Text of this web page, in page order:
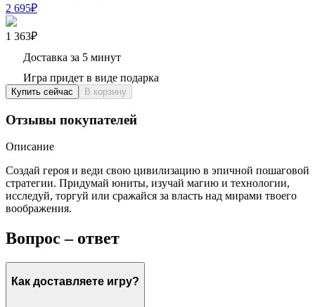
2 695₽
1 363₽
Доставка за 5 минут
Игра придет в виде подарка
Купить сейчас В корзину
Отзывы покупателей
Описание
Создай героя и веди свою цивилизацию в эпичной пошаговой
стратегии. Придумай юниты, изучай магию и технологии,
исследуй, торгуй или сражайся за власть над мирами твоего
воображения.
Вопрос – ответ
Как доставляете игру?